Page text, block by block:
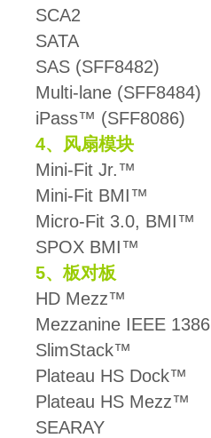
SCA2
SATA
SAS (SFF8482)
Multi-lane (SFF8484)
iPass™ (SFF8086)
4、风扇模块
Mini-Fit Jr.™
Mini-Fit BMI™
Micro-Fit 3.0, BMI™
SPOX BMI™
5、板对板
HD Mezz™
Mezzanine IEEE 1386
SlimStack™
Plateau HS Dock™
Plateau HS Mezz™
SEARAY